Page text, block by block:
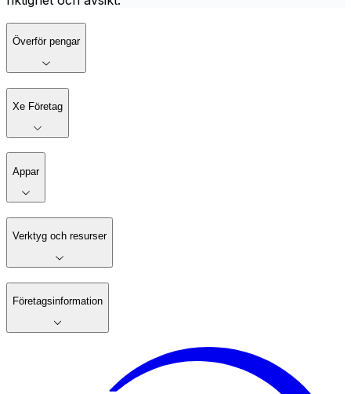
Överför pengar
Xe Företag
Appar
Verktyg och resurser
Företagsinformation